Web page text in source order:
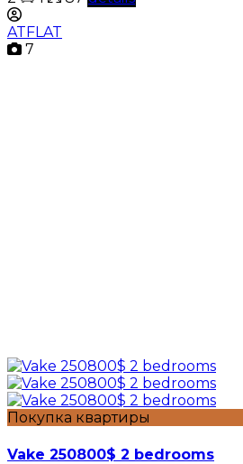
ATFLAT
7
Покупка квартиры
Vake 250800$ 2 bedrooms